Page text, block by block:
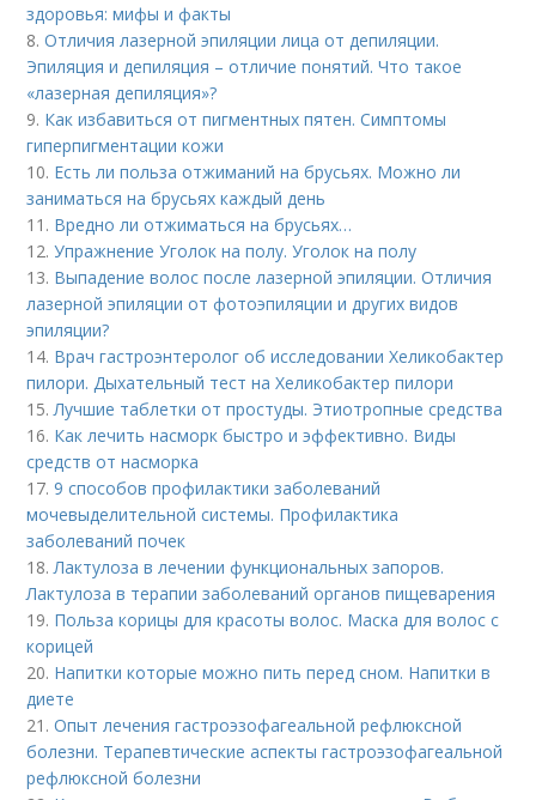
здоровья: мифы и факты
8.Отличия лазерной эпиляции лица от депиляции.
Эпиляция и депиляция – отличие понятий. Что такое
«лазерная депиляция»?
9. Как избавиться от пигментных пятен. Симптомы
гиперпигментации кожи
10. Есть ли польза отжиманий на брусьях. Можно ли
заниматься на брусьях каждый день
11. Вредно ли отжиматься на брусьях…
12.Упражнение Уголок на полу. Уголок на полу
13. Выпадение волос после лазерной эпиляции. Отличия
лазерной эпиляции от фотоэпиляции и других видов
эпиляции?
14. Врач гастроэнтеролог об исследовании Хеликобактер
пилори. Дыхательный тест на Хеликобактер пилори
15. Лучшие таблетки от простуды. Этиотропные средства
16. Как лечить насморк быстро и эффективно. Виды
средств от насморка
17.9 способов профилактики заболеваний
мочевыделительной системы. Профилактика
заболеваний почек
18. Лактулоза в лечении функциональных запоров.
Лактулоза в терапии заболеваний органов пищеварения
19. Польза корицы для красоты волос. Маска для волос с
корицей
20. Напитки которые можно пить перед сном. Напитки в
диете
21.Опыт лечения гастроэзофагеальной рефлюксной
болезни. Терапевтические аспекты гастроэзофагеальной
рефлюксной болезни